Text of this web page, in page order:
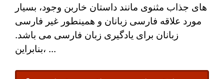
مثنوی
معنوی
های جذاب مثنوی مانند داستان خاربن وجود، بسیار
مورد علاقه فارسی زبانان و همینطور غیر فارسی
زبانان برای یادگیری زبان فارسی می باشد.
بنابراین، ...